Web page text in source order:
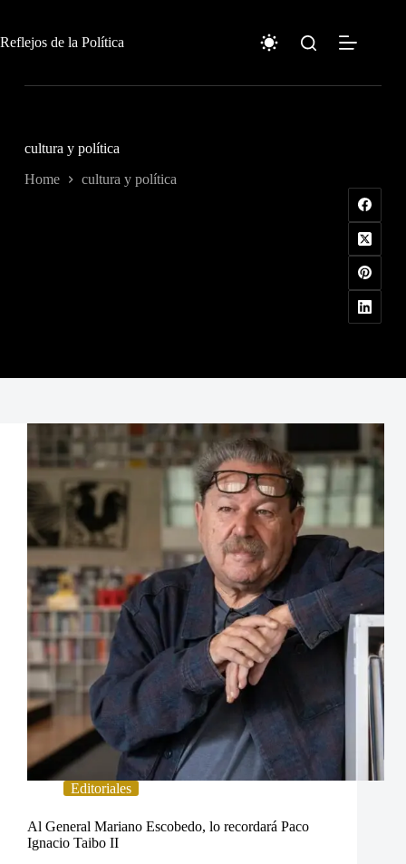
content
Reflejos de la Política
cultura y política
Home cultura y política
Editoriales
Al General Mariano Escobedo, lo recordará Paco
Ignacio Taibo II